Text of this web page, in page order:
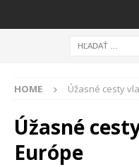
HOME Úžasné cesty
Úžasné
Európe